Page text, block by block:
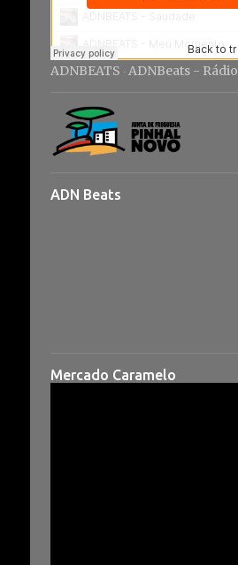
ADNBEATS · ADNBeats - Rádio
ADN Beats
Mercado Caramelo